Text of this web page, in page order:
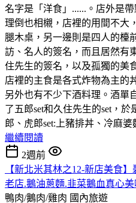
名字是「洋食」......。店外是
理倒也相櫬，店裡的用間不大
腿木桌，另一邊則是四人的檯
訪、名人的簽名，而且居然有
住先生的簽名，以及孤獨的美
店裡的主食是各式炸物為主的
另外也有不少下酒料理。酒單
了五郎set和久住先生的set，
郎、虎郎set:上豬排丼、冷麻婆
繼續閱讀
2週前
【新北米其林之12-新店美食
老店.鵝油蔥麵.韭菜鵝血真心美
鴨肉/鵝肉/雞肉 國內旅遊